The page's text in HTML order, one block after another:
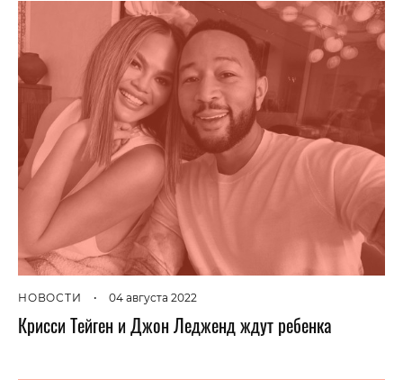
НОВОСТИ • 04 августа 2022
Крисси Тейген и Джон Ледженд ждут ребенка